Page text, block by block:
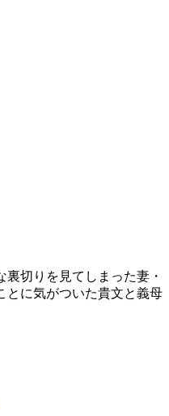
切りを見てしまった妻・
とに気がついた貴文と義母